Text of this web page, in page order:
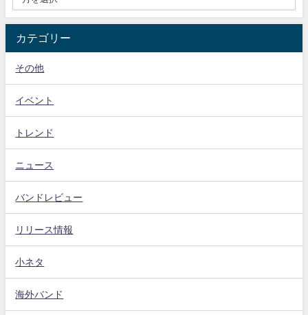
カテゴリー
その他
イベント
トレンド
ニュース
バンドレビュー
リリース情報
小ネタ
海外バンド